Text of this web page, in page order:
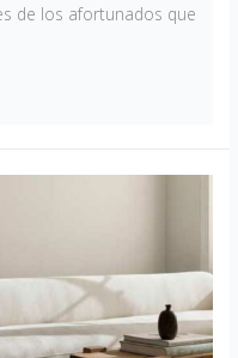
de los afortunados que